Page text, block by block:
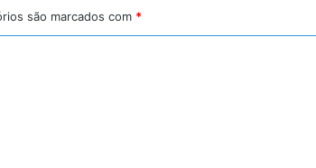
são marcados com *